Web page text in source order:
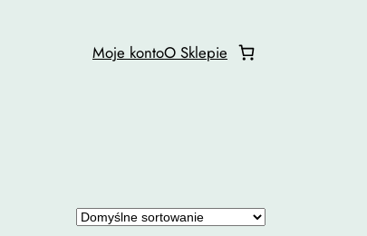
Moje kontoO Sklepie